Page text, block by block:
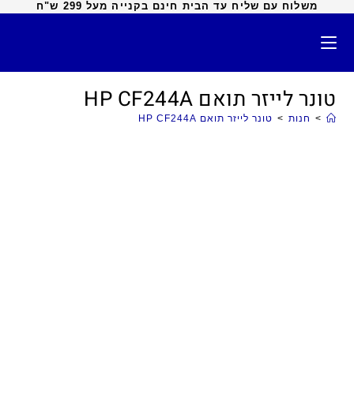
משלוח עם שליח עד הבית חינם בקנייה מעל 299 ש"ח
טונר לייזר תואם HP CF244A
> חנות > טונר לייזר תואם HP CF244A